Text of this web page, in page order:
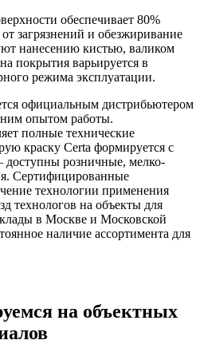
обеспечивает 80%
загрязнений и обезжиривание
нанесению кистью, валиком
покрытия варьируется в
режима эксплуатации.
официальным дистрибьютером
опытом работы.
полные технические
краску Certa формируется с
розничные, мелко-
Сертифицированные
технологии применения
технологов на объекты для
в Москве и Московской
наличие ассортимента для
на объектных